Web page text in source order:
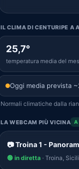
IL CLIMA DI CENTURIPE A
25,7°
temperatura media del
Oggi media prevista
Normali climatiche dalla
LA WEBCAM PIÙ VICINA A
📷 Troina 1 -
🟢 in diretta · Troina,